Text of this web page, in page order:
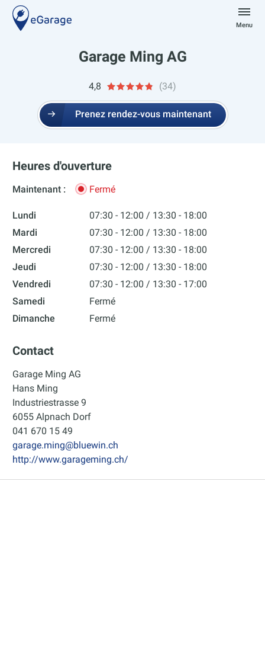
Aller
contenu
Menu
Garage Ming AG
4,8 (34)
Prenez rendez-vous maintenant
Heures d'ouverture
Maintenant : Fermé
Lundi 07:30 - 12:00
13:30 - 18:00
Mardi
07:30 - 12:00
13:30 - 18:00
Mercredi
07:30 - 12:00
13:30 - 18:00
Jeudi
07:30 - 12:00
13:30 - 18:00
Vendredi
07:30 - 12:00
13:30 - 17:00
Samedi
Fermé
Dimanche
Fermé
Contact
Garage Ming AG
Hans Ming
Industriestrasse 9
6055 Alpnach Dorf
041 670 15 49
garage.ming@bluewin.ch
http://www.garageming.ch/